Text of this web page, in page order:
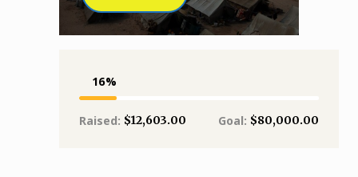
16
Raised: $12,603.00 Goal: $80,000.00